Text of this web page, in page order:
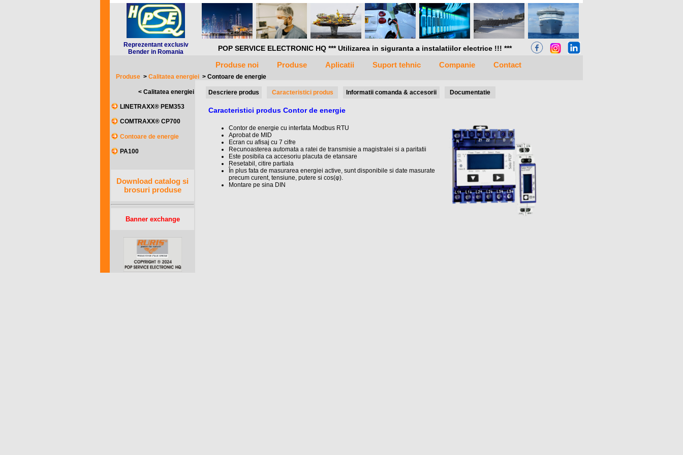
Reprezentant exclusiv
Bender in Romania
POP SERVICE ELECTRONIC HQ *** Utilizarea in siguranta a instalatiilor electrice !!! ***
Produse noi Produse Aplicatii Suport tehnic Companie Contact
Produse > Calitatea energiei > Contoare de energie
< Calitatea energiei
LINETRAXX® PEM353
COMTRAXX® CP700
Contoare de energie
PA100
Download catalog si
brosuri produse
Banner exchange
Descriere produs Caracteristici produs Informatii comanda & accesorii Documentatie
Caracteristici produs Contor de energie
Contor de energie cu interfata Modbus RTU
Aprobat de MID
Ecran cu afisaj cu 7 cifre
Recunoasterea automata a ratei de transmisie a magistralei si a paritatii
Este posibila ca accesoriu placuta de etansare
Resetabil, citire partiala
În plus fata de masurarea energiei active, sunt disponibile si date masurate
precum curent, tensiune, putere si cos(φ).
Montare pe sina DIN